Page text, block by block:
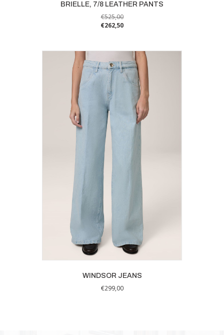
BRIELLE, 7/8 LEATHER PANTS
€525,00
€262,50
meerdere
variaties.
Deze
optie
gekozen
worden
WINDSOR JEANS
€299,00